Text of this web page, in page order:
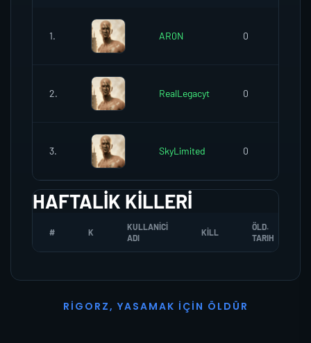
1. AR0N 0
2. RealLegacyt 0
3. SkyLimited 0
HAFTALIK KILLERI
# K
KULLANICI
ADI
KILL
ÖLD.
TARIH
R I G O R Z, YASAMAK İ ÇI N Ö L D Ü R